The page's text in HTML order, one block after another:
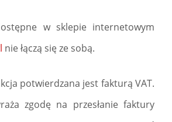
w sklepie internetowym
nie łączą się ze sobą.
potwierdzana jest fakturą VAT.
zgodę na przesłanie faktury